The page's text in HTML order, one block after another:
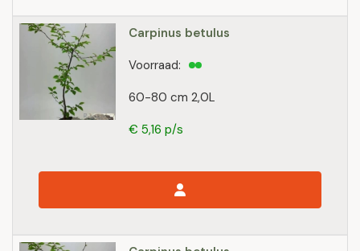
Carpinus betulus
60-80 cm 2,0L
Voorraad:
€ 5,16 p/s